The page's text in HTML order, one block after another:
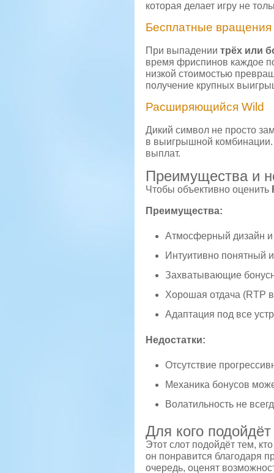
которая делает игру не
Бесплатные вращения
При выпадении трёх или
время фриспинов каждое
низкой стоимостью
получение крупных
Расширяющийся Wild
Дикий символ не просто
в выигрышной
выплат.
Преимущества и
Чтобы объективно оценить
Преимущества:
Атмосферный дизайн и
Интуитивно понятный
Захватывающие
Хорошая отдача (RTP
Адаптация под все
Недостатки:
Отсутствие
Механика бонусов
Волатильность не
Для кого
Этот слот подойдёт тем,
он понравится благодаря
очередь, оценят